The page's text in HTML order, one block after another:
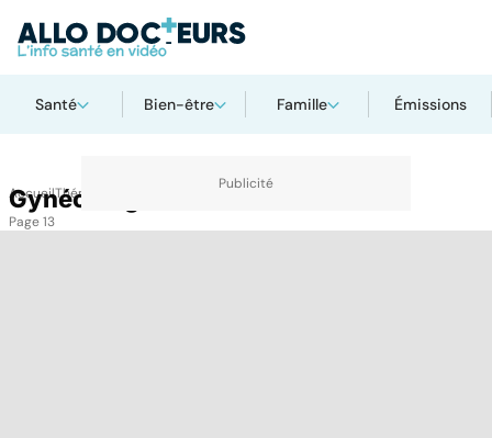
Santé Bien-être Famille Émissions
AccueilThématiques
Gynécologie
Page 13